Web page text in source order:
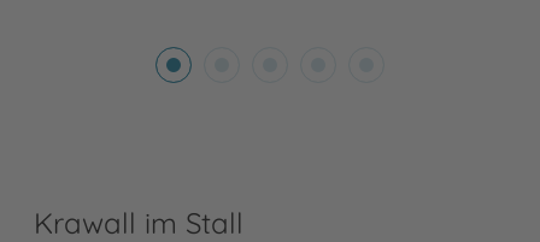
Krawall im Stall